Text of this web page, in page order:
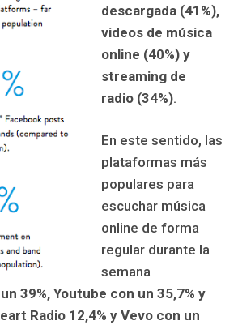
descargada (41%),
videos de música
online (40%) y
streaming de
radio (34%).
En este sentido, las
plataformas más
populares para
escuchar música
online de forma
regular durante la
semana
39%, Youtube con un 35,7% y
Radio 12,4% y Vevo con un